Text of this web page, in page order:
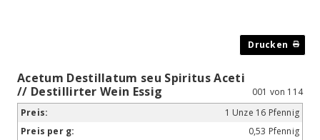
Acetum Destillatum seu Spiritus Aceti
// Destillirter Wein Essig
001 von 114
1 Unze 16 Pfennig
0,53 Pfennig